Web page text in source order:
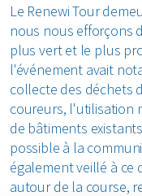
Le Renewi Tour
nous nous efforçons
plus vert et le plus
l'événement avait
collecte des déchets
coureurs, l'utilisation
de bâtiments
possible à la
également veillé à ce
autour de la course,